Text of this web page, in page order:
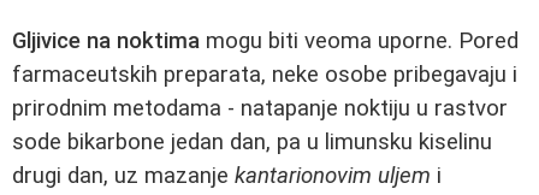
Gljivice na noktima mogu biti veoma uporne. Pored
farmaceutskih preparata, neke osobe pribegavaju i
prirodnim metodama - natapanje noktiju u rastvor
sode bikarbone jedan dan, pa u limunsku kiselinu
drugi dan, uz mazanje kantarionovim uljem i